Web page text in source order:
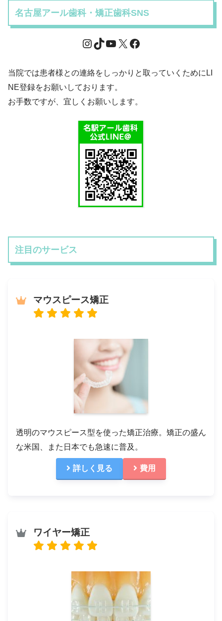
名古屋アール歯科・矯正歯科SNS
当院では患者様との連絡をしっかりと取っていくためにLI
NE登録をお願いしております。
お手数ですが、宜しくお願いします。
注目のサービス
マウスピース矯正
透明のマウスピース型を使った矯正治療。矯正の盛ん
な米国、また日本でも急速に普及。
詳しく見る 費用
ワイヤー矯正